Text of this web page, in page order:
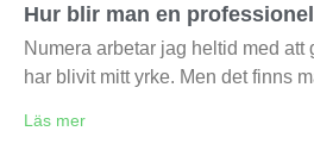
Hur blir man en
Numera arbetar jag heltid med att
har blivit mitt yrke. Men det finns
Läs mer